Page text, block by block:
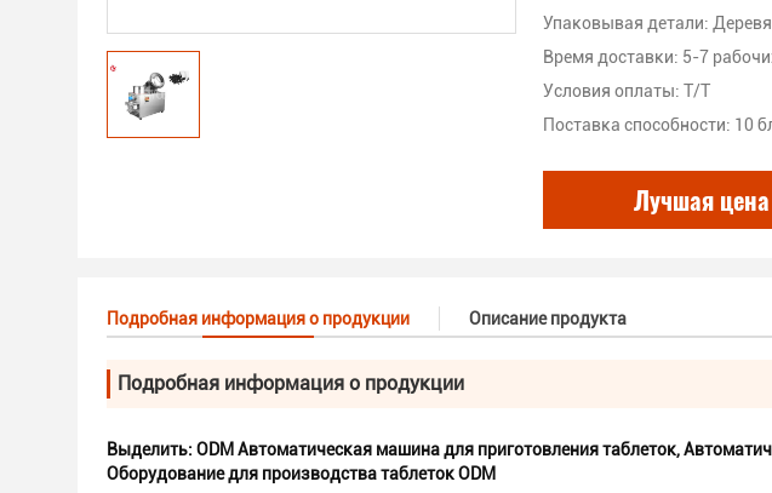
Упаковывая детали:
Время доставки: 5-7
Условия оплаты: T/T
Поставка способности: 10
Лучшая цена
Подробная информация о продукции Описание продукта
Подробная информация о продукции
Выделить: ODM Автоматическая машина для приготовления таблеток,
Оборудование для производства таблеток ODM